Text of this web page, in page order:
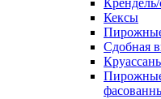
Кексы
Сдобная